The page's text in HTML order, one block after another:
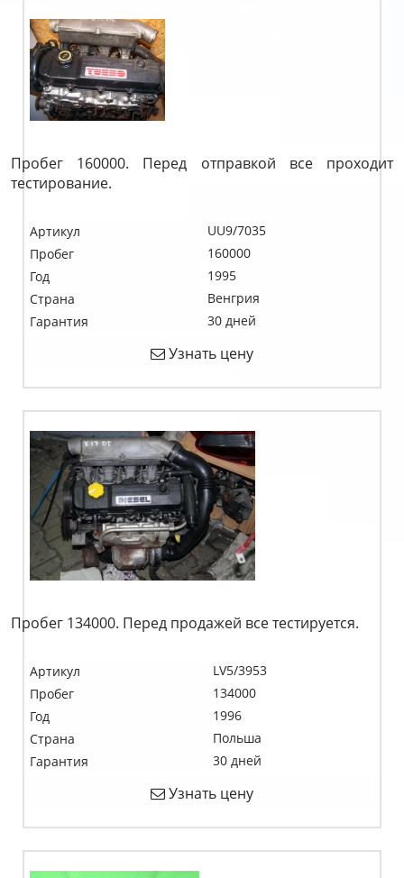
Пробег 160000. Перед отправкой все проходит
тестирование.
Артикул
UU9/7035
Пробег
160000
Год
1995
Страна
Венгрия
Гарантия
30 дней
Узнать цену
Пробег 134000. Перед продажей все тестируется.
Артикул
LV5/3953
Пробег
134000
Год
1996
Страна
Польша
Гарантия
30 дней
Узнать цену